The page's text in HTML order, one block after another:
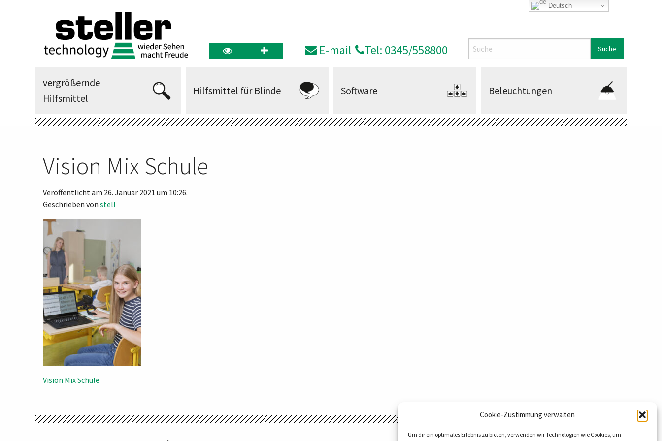
Cookie-Zustimmung verwalten
Um dir ein optimales Erlebnis zu bieten, verwenden wir Technologien wie Cookies, um
E‑mail Tel: 0345/558800
vergrößernde
Hilfsmittel
Hilfsmittel für Blinde Software Beleuchtungen
Vision Mix Schule
Veröffentlicht am 26. Januar 2021 um 10:26.
Geschrieben von stell
Beitragsnavigation
Vision Mix Schule
Deutsch